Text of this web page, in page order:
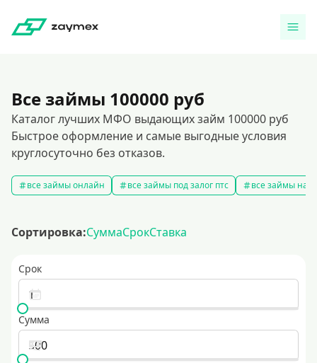
Все займы 100000 руб
Каталог лучших МФО выдающих займ 100000 руб
Быстрое оформление и самые выгодные условия
круглосуточно без отказов.
все займы онлайн все займы под залог птс все займы на
Сортировка:СуммаСрокСтавка
Срок
Сумма